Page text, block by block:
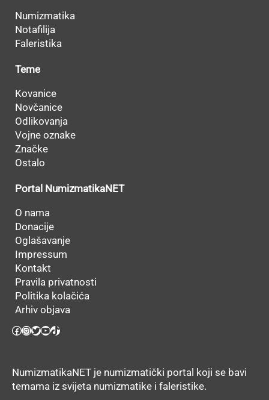
Numizmatika
Notafilija
Faleristika
Teme
Kovanice
Novčanice
Odlikovanja
Vojne oznake
Značke
Ostalo
Portal NumizmatikaNET
O nama
Donacije
Oglašavanje
Impressum
Kontakt
Pravila privatnosti
Politika kolačića
Arhiv objava
Facebook
Instagram
Twitter
YouTube
TikTok
NumizmatikaNET je numizmatički portal koji se bavi
temama iz svijeta numizmatike i faleristike.